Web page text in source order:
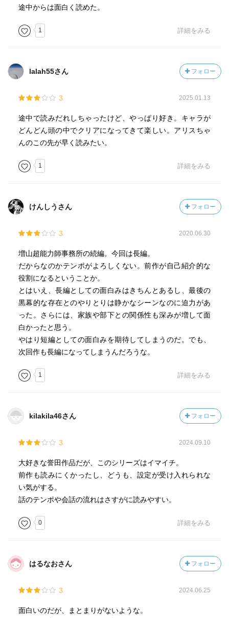
途中からは面白く読めた。
1 詳細をみる
lalah55さん フォロー
3 2025.01.13
途中で読みだれしちゃったけど、やっぱり好き。キャラが
どんどん頭の中でクリアになってきて楽しい。アリスちゃ
んのこの先が早く読みたい。
1 詳細をみる
けんしうさん フォロー
3 2020.06.30
増山超能力師事務所の続編。今回は長編。
だからなのかテンポがよろしくない。前作が自己紹介的な
役割になるということか。
とはいえ、長編としての面白みはきちんとあるし、最後の
黒幕的な存在とのやりとりは静かなシーンなのに迫力があ
った。さらには、家族や部下との関係性も深みが増して面
白かったと思う。
やはり短編としての面白みを期待してしまうのだ。でも、
次回作も長編になってしまうんだろうな。
1 詳細をみる
kilakila46さん フォロー
3 2024.09.10
大好きな誉田作品だが、このシリーズはイマイチ。
前作も読みにくかったし、どうも、設定が受け入れられな
い気がする。
話のテンポや会話の流れはさすがに読みやすい。
0 詳細をみる
はるなおさん フォロー
3 2024.06.25
面白いのだが、まとまりがないような。